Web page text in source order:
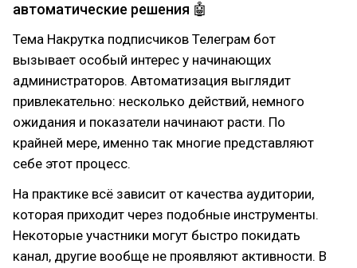
автоматические решения 🤖
Тема Накрутка подписчиков Телеграм бот
вызывает особый интерес у начинающих
администраторов. Автоматизация выглядит
привлекательно: несколько действий, немного
ожидания и показатели начинают расти. По
крайней мере, именно так многие представляют
себе этот процесс.
На практике всё зависит от качества аудитории,
которая приходит через подобные инструменты.
Некоторые участники могут быстро покидать
канал, другие вообще не проявляют активности. В